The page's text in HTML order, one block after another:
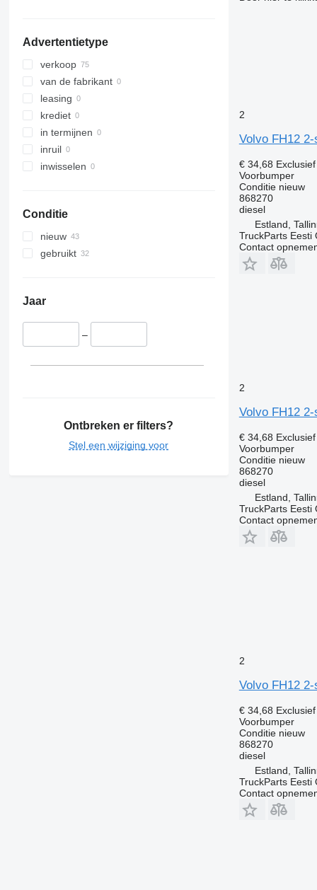
Advertentietype
verkoop
van de fabrikant
leasing
krediet
in termijnen
inruil
inwisselen
Conditie
nieuw
gebruikt
Jaar
–
Ontbreken er filters?
Stel een wijziging voor
2
Volvo FH12
€ 34,68
Voorbumper
Conditienieuw
868270
diesel
Estland,
TruckParts Eesti
Contact
2
Volvo FH12
€ 34,68
Voorbumper
Conditienieuw
868270
diesel
Estland,
TruckParts Eesti
Contact
2
Volvo FH12
€ 34,68
Voorbumper
Conditienieuw
868270
diesel
Estland,
TruckParts Eesti
Contact